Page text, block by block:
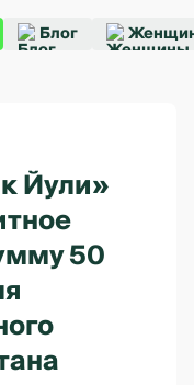
Блог
Йули»
50